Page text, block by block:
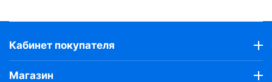
Кабинет покупателя
Магазин